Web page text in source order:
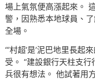
場上氣氛便高漲起來。
警，因熟悉本地球員、
全場。
“’村超’是’泥巴地里長起
受。 “建設銀行天柱支行
兵很有想法。 他試著用